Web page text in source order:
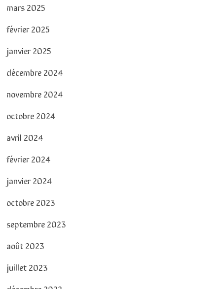
mars 2025
février 2025
janvier 2025
décembre 2024
novembre 2024
octobre 2024
avril 2024
février 2024
janvier 2024
octobre 2023
septembre 2023
août 2023
juillet 2023